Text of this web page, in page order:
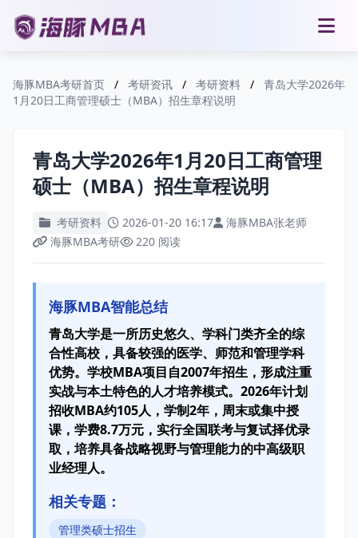
海豚MBA考研首页 / 考研资讯 / 考研资料 /
青岛大学2026年
1月20日工商管理硕士（MBA）招生章程说明
青岛大学2026年1月20日工商管理
硕士（MBA）招生章程说明
考研资料 2026-01-20 16:17
海豚MBA张老师
海豚MBA考研
220 阅读
海豚MBA智能总结
青岛大学是一所历史悠久、学科门类齐全的综
合性高校，具备较强的医学、师范和管理学科
优势。学校MBA项目自2007年招生，形成注重
实战与本土特色的人才培养模式。2026年计划
招收MBA约105人，学制2年，周末或集中授
课，学费8.7万元，实行全国联考与复试择优录
取，培养具备战略视野与管理能力的中高级职
业经理人。
相关专题：
管理类硕士招生